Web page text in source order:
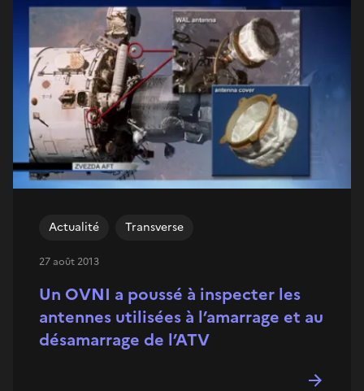
Un OVNI a poussé à inspecter les
antennes utilisées à l’amarrage et au
désamarrage de l’ATV
Actualité Transverse
27 août 2013